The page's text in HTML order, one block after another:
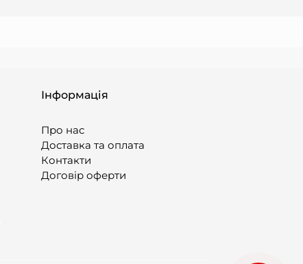
Інформація
Про нас
Доставка та оплата
Контакти
Договір оферти